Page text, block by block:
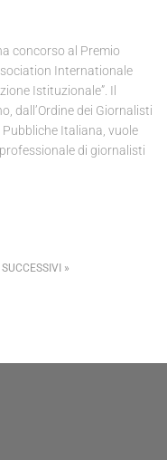
concorso al Premio
Internationale
Istituzionale”. Il
dall’Ordine dei Giornalisti
Italiana, vuole
di giornalisti
SUCCESSIVI